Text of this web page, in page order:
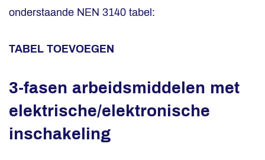
onderstaande NEN 3140 tabel:
TABEL TOEVOEGEN
3-fasen arbeidsmiddelen met
elektrische/elektronische
inschakeling